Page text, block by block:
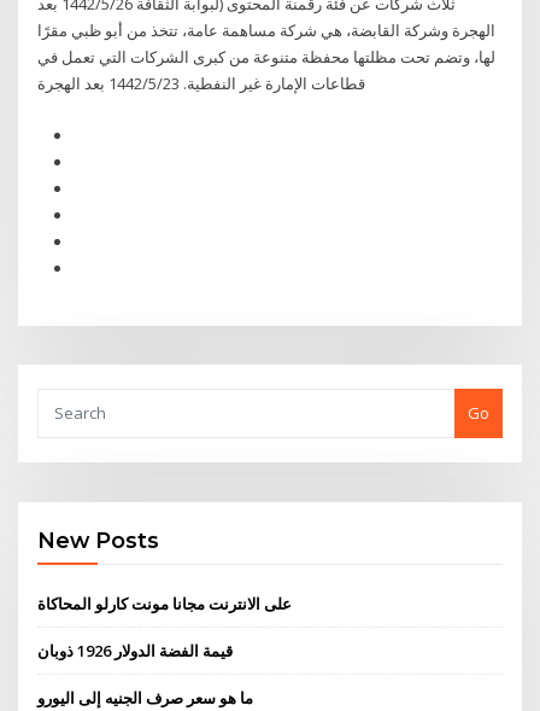
الهجرة وشركة القابضة، هي شركة مساهمة عامة، تتخذ من أبو ظبي مقرًا
لها، وتضم تحت مظلتها محفظة متنوعة من كبرى الشركات التي تعمل في
قطاعات الإمارة غير النفطية. 23‏‏/5‏‏/1442 بعد الهجرة
Go
New Posts
على الانترنت مجانا مونت كارلو المحاكاة
قيمة الفضة الدولار 1926 ذوبان
ما هو سعر صرف الجنيه إلى اليورو